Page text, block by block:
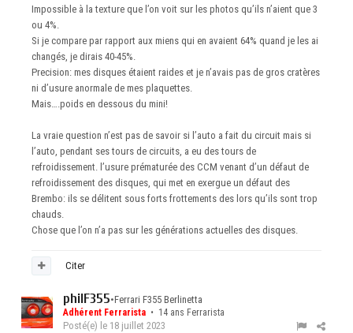
Impossible à la texture que l’on voit sur les photos qu’ils n’aient que 3
ou 4%.
Si je compare par rapport aux miens qui en avaient 64% quand je les ai
changés, je dirais 40-45%.
Precision: mes disques étaient raides et je n’avais pas de gros cratères
ni d’usure anormale de mes plaquettes.
Mais….poids en dessous du mini!
La vraie question n’est pas de savoir si l’auto a fait du circuit mais si
l’auto, pendant ses tours de circuits, a eu des tours de
refroidissement. l’usure prématurée des CCM venant d’un défaut de
refroidissement des disques, qui met en exergue un défaut des
Brembo: ils se délitent sous forts frottements des lors qu’ils sont trop
chauds.
Chose que l’on n’a pas sur les générations actuelles des disques.
Citer
philF355•Ferrari F355 Berlinetta
Adhérent Ferrarista • 14 ans Ferrarista
Posté(e) le 18 juillet 2023